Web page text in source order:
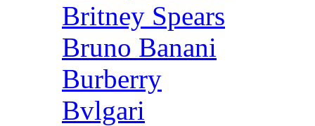
Britney Spears
Bruno Banani
Burberry
Bvlgari